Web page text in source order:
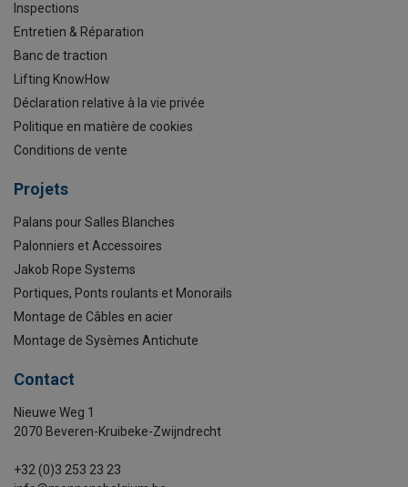
Inspections
Entretien & Réparation
Banc de traction
Lifting KnowHow
Déclaration relative à la vie privée
Politique en matière de cookies
Conditions de vente
Projets
Palans pour Salles Blanches
Palonniers et Accessoires
Jakob Rope Systems
Portiques, Ponts roulants et Monorails
Montage de Câbles en acier
Montage de Sysèmes Antichute
Contact
Nieuwe Weg 1
2070 Beveren-Kruibeke-Zwijndrecht
+32 (0)3 253 23 23